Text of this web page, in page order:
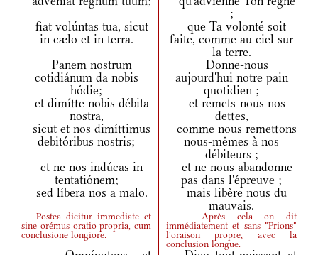
;
fiat volúntas tua, sicut
in cælo et in terra.
que Ta volonté soit
faite, comme au ciel sur
la terre.
Panem nostrum
cotidiánum da nobis
hódie;
Donne-nous
aujourd'hui notre pain
quotidien ;
et dimítte nobis débita
nostra,
et remets-nous nos
dettes,
sicut et nos dimíttimus
debitóribus nostris;
comme nous remettons
nous-mêmes à nos
débiteurs ;
et ne nos indúcas in
tentatiónem;
et ne nous abandonne
pas dans l'épreuve ;
sed líbera nos a malo.
mais libère nous du
mauvais.
Postea dicitur immediate et
sine orémus oratio propria, cum
conclusione longiore.
Après cela on dit
immédiatement et sans "Prions"
l'oraison propre, avec la
conclusion longue.